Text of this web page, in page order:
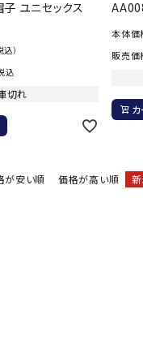
ユニセックス
込）
込
切れ
本体価
販売価
が安い順 価格が高い順